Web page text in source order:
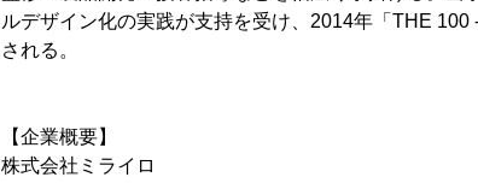
ルデザイン化の実践が支持を受け、2014年「THE
される。
【企業概要】
株式会社ミライロ